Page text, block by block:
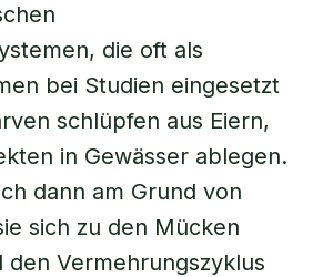
die oft als
bei Studien eingesetzt
schlüpfen aus Eiern,
in Gewässer ablegen.
dann am Grund von
sich zu den Mücken
den Vermehrungszyklus